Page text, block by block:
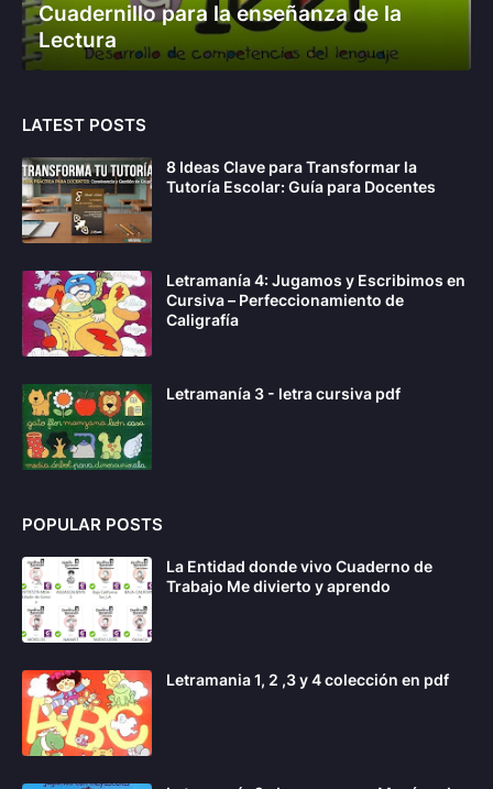
Cuadernillo para la enseñanza de la
Lectura
LATEST POSTS
8 Ideas Clave para Transformar la
Tutoría Escolar: Guía para Docentes
Letramanía 4: Jugamos y Escribimos en
Cursiva – Perfeccionamiento de
Caligrafía
Letramanía 3 - letra cursiva pdf
POPULAR POSTS
La Entidad donde vivo Cuaderno de
Trabajo Me divierto y aprendo
Letramania 1, 2 ,3 y 4 colección en pdf